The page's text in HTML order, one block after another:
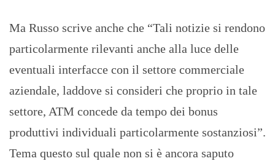
Ma Russo scrive anche che “Tali notizie si rendono
particolarmente rilevanti anche alla luce delle
eventuali interfacce con il settore commerciale
aziendale, laddove si consideri che proprio in tale
settore, ATM concede da tempo dei bonus
produttivi individuali particolarmente sostanziosi”.
Tema questo sul quale non si è ancora saputo